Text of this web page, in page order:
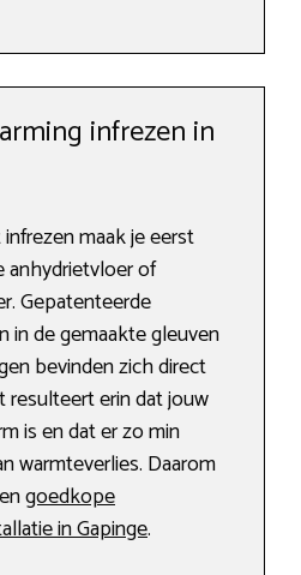
infrezen in
maak je eerst
anhydrietvloer of
Gepatenteerde
in de gemaakte gleuven
bevinden zich direct
resulteert erin dat jouw
is en dat er zo min
warmteverlies. Daarom
goedkope
in Gapinge.